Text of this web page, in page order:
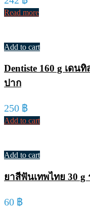
Read more
Add to cart
Dentiste 160 g เดน
ปาก
250 ฿
Add to cart
Add to cart
ยาสีฟันเทพไทย 30 g
60 ฿